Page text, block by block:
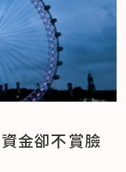
金卻不賞臉